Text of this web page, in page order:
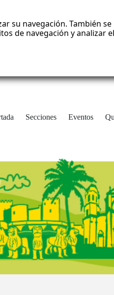
su navegación. También
de navegación y analizar
Secciones Eventos